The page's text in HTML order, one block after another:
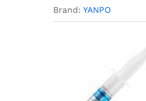
Brand: YANPO